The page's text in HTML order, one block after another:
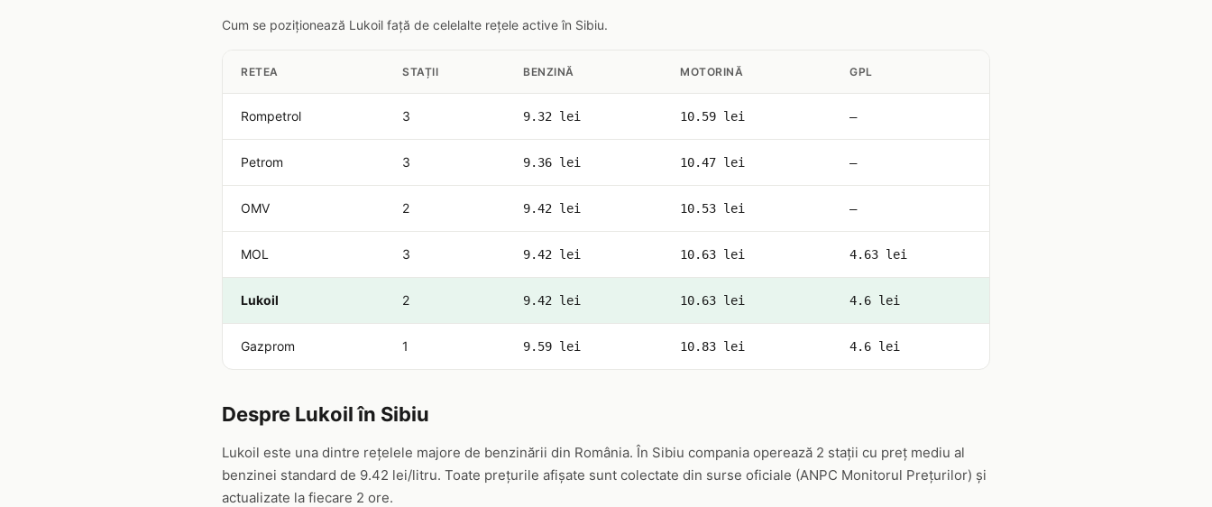
Cum se poziționează Lukoil față de celelalte rețele active în Sibiu.
RETEA STAȚII BENZINĂ MOTORINĂ GPL
Rompetrol 3 9.32 lei 10.59 lei —
Petrom 3 9.36 lei 10.47 lei —
OMV 2 9.42 lei 10.53 lei —
MOL 3 9.42 lei 10.63 lei 4.63 lei
Lukoil 2 9.42 lei 10.63 lei 4.6 lei
Gazprom 1 9.59 lei 10.83 lei 4.6 lei
Despre Lukoil în Sibiu
Lukoil este una dintre rețelele majore de benzinării din România. În Sibiu compania operează 2 stații cu preț mediu al
benzinei standard de 9.42 lei/litru. Toate prețurile afișate sunt colectate din surse oficiale (ANPC Monitorul Prețurilor) și
actualizate la fiecare 2 ore.